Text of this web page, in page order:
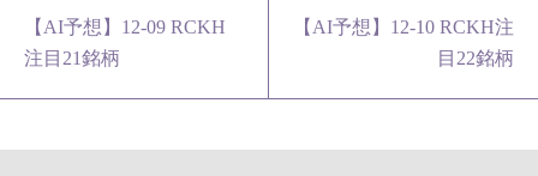
【AI予想】12-09 RCKH
注目21銘柄
【AI予想】12-10 RCKH注
目22銘柄